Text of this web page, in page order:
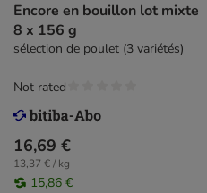
Encore en bouillon lot mixte
8 x 156 g
sélection de poulet (3 variétés)
16,69 €
13,37 € / kg
15,86 €
Not rated